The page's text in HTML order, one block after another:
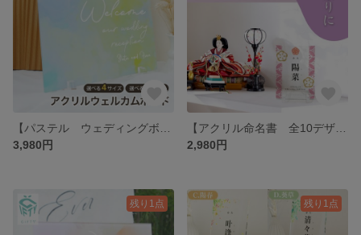
3,980円
2,980円
残り1点 残り1点